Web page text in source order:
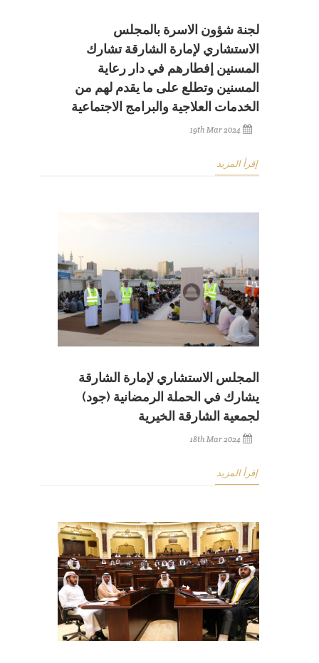
لجنة شؤون الاسرة بالمجلس
الاستشاري لإمارة الشارقة تشارك
المسنين إفطارهم في دار رعاية
المسنين وتطلع على ما يقدم لهم من
الخدمات العلاجية والبرامج الاجتماعية
19th Mar 2024
إقرأ المزيد
المجلس الاستشاري لإمارة الشارقة
يشارك في الحملة الرمضانية (جود)
لجمعية الشارقة الخيرية
18th Mar 2024
إقرأ المزيد